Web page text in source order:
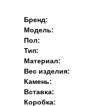
Бренд:
Модель:
Пол:
Тип:
Материал:
Вес изделия:
Камень:
Вставка:
Коробка: